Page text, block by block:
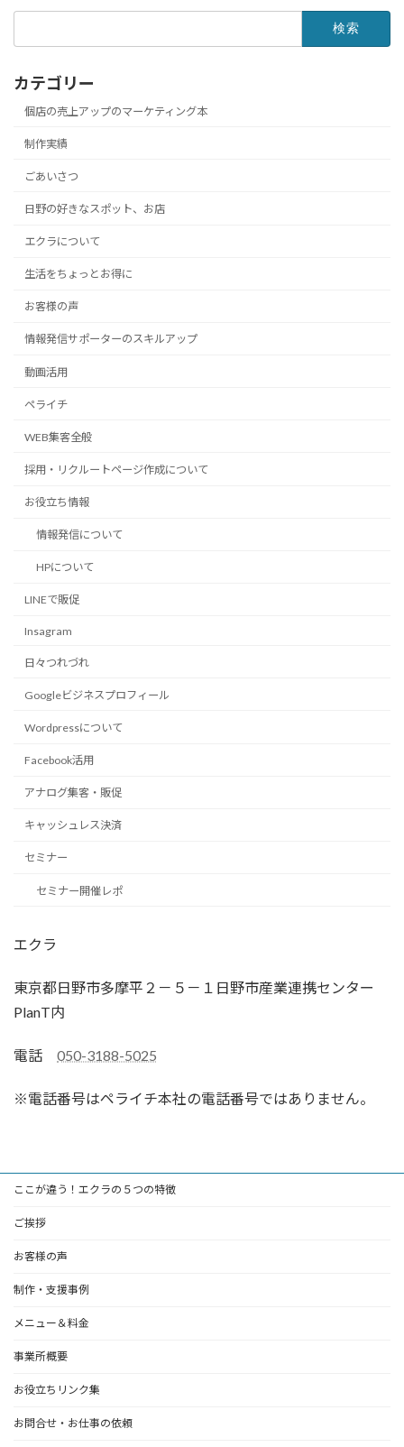
索:
カテゴリー
個店の売上アップのマーケティング本
制作実績
ごあいさつ
日野の好きなスポット、お店
エクラについて
生活をちょっとお得に
お客様の声
情報発信サポーターのスキルアップ
動画活用
ペライチ
WEB集客全般
採用・リクルートページ作成について
お役立ち情報
情報発信について
HPについて
LINEで販促
Insagram
日々つれづれ
Googleビジネスプロフィール
Wordpressについて
Facebook活用
アナログ集客・販促
キャッシュレス決済
セミナー
セミナー開催レポ
エクラ
東京都日野市多摩平２－５－１日野市産業連携センター
PlanT内
電話 050-3188-5025
※電話番号はペライチ本社の電話番号ではありません。
ここが違う！エクラの５つの特徴
ご挨拶
お客様の声
制作・支援事例
メニュー＆料金
事業所概要
お役立ちリンク集
お問合せ・お仕事の依頼